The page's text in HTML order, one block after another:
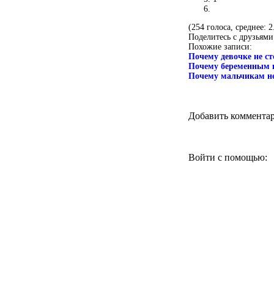
(254 голоса, среднее:
Поделитесь с
Похожие записи:
Почему девочке не
Почему беременным
Почему мальчикам
Добавить
Войти с помощью: